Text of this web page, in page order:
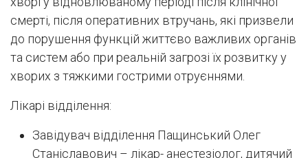
смерті, після оперативних втручань, які призвели
до порушення функцій життєво важливих органів
та систем або при реальній загрозі їх розвитку у
хворих з тяжкими гострими отруєннями.
Лікарі відділення:
Завідувач відділення Пащинський Олег
Станіславович – лікар- анестезіолог, дитячий